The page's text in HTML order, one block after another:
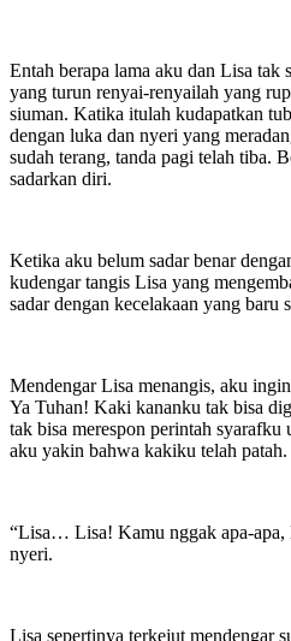
Entah berapa lama aku dan Lisa tak
yang turun renyai-renyailah yang
siuman. Katika itulah kudapatkan
dengan luka dan nyeri yang
sudah terang, tanda pagi telah tiba.
sadarkan diri.
Ketika aku belum sadar benar
kudengar tangis Lisa yang
sadar dengan kecelakaan yang baru
Mendengar Lisa menangis, aku
Ya Tuhan! Kaki kananku tak bisa
tak bisa merespon perintah syarafku
aku yakin bahwa kakiku telah patah.
“Lisa… Lisa! Kamu nggak apa-apa,
nyeri.
Lisa sepertinya terkejut mendengar